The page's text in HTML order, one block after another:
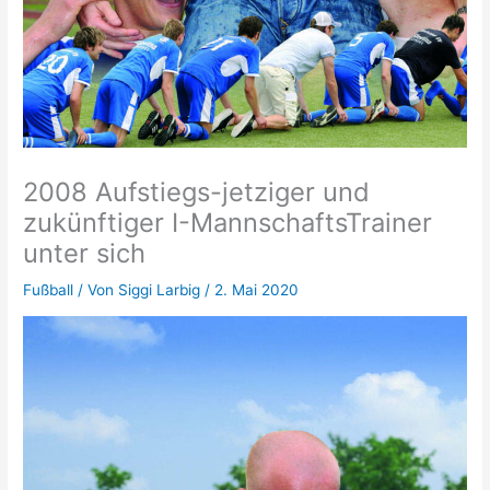
2008 Aufstiegs-jetziger und
zukünftiger I-MannschaftsTrainer
unter sich
Fußball / Von Siggi Larbig / 2. Mai 2020